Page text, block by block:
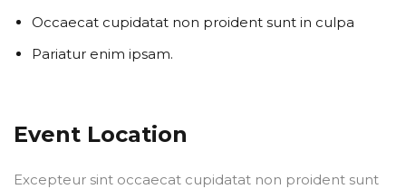
Occaecat cupidatat non proident sunt in culpa
Pariatur enim ipsam.
Event Location
Excepteur sint occaecat cupidatat non proident sunt